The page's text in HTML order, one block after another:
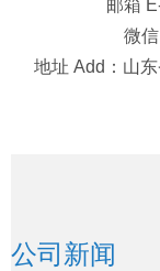
邮箱
微
地址 Add：山
公司新闻